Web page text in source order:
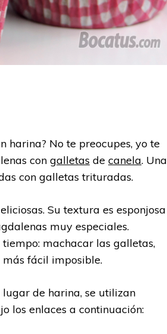
harina? No te preocupes, yo te
con galletas de canela. Una
con galletas trituradas.
Su textura es esponjosa
muy especiales.
machacar las galletas,
fácil imposible.
lugar de harina, se utilizan
los enlaces a continuación: